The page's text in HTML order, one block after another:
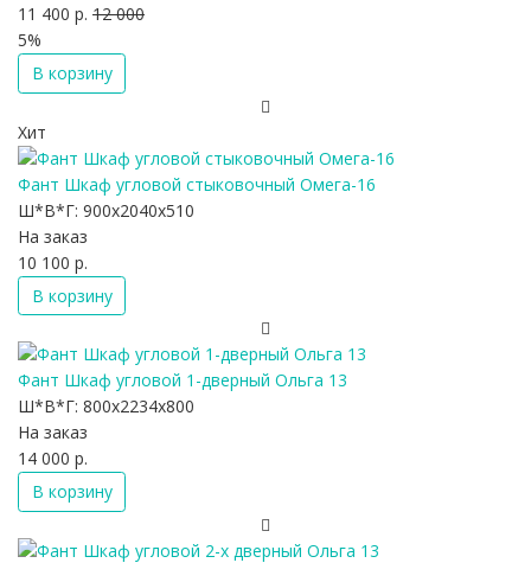
11 400 р. 12 000
5%
В корзину
Хит
Фант Шкаф угловой стыковочный Омега-16
Ш*В*Г: 900x2040x510
На заказ
10 100 р.
В корзину
Фант Шкаф угловой 1-дверный Ольга 13
Ш*В*Г: 800x2234x800
На заказ
14 000 р.
В корзину